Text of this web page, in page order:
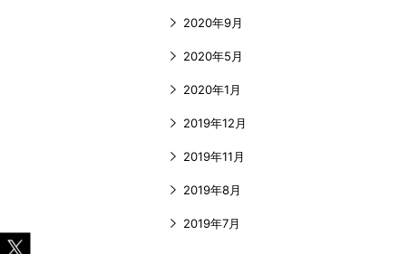
2020年9月
2020年5月
2020年1月
2019年12月
2019年11月
2019年8月
2019年7月